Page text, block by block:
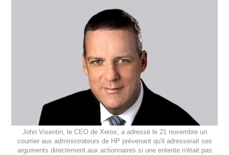
John Visentin, le CEO de Xerox, a adressé le 21 novembre un
courrier aux administrateurs de HP prévenant qu'il adresserait ses
arguments directement aux actionnaires si une entente n'était pas